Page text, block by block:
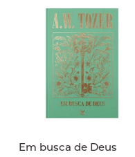
Em busca de Deus